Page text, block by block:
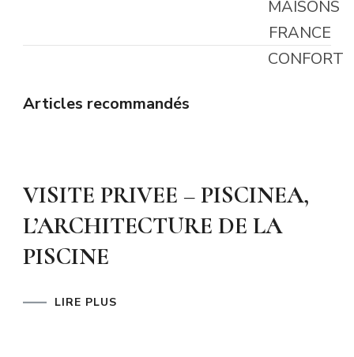
Articles recommandés
VISITE PRIVEE – PISCINEA,
L’ARCHITECTURE DE LA
PISCINE
LIRE PLUS